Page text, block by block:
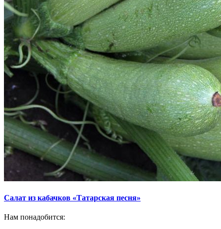
Салат из кабачков «Татарская песня»
Нам понадобится: